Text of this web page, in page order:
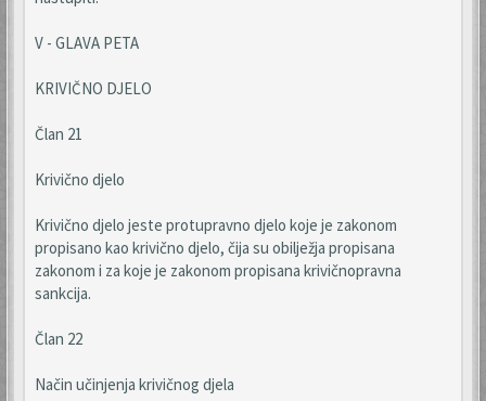
V - GLAVA PETA
KRIVIČNO DJELO
Član 21
Krivično djelo
Krivično djelo jeste protupravno djelo koje je zakonom
propisano kao krivično djelo, čija su obilježja propisana
zakonom i za koje je zakonom propisana krivičnopravna
sankcija.
Član 22
Način učinjenja krivičnog djela